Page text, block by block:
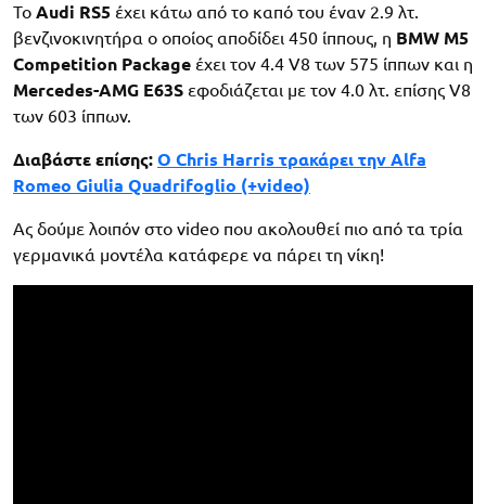
Το Audi RS5 έχει κάτω από το καπό του έναν 2.9 λτ.
βενζινοκινητήρα ο οποίος αποδίδει 450 ίππους, η BMW M5
Competition Package έχει τον 4.4 V8 των 575 ίππων και η
Mercedes-AMG E63S εφοδιάζεται με τον 4.0 λτ. επίσης V8
των 603 ίππων.
Διαβάστε επίσης: O Chris Harris τρακάρει την Alfa
Romeo Giulia Quadrifoglio (+video)
Ας δούμε λοιπόν στο video που ακολουθεί πιο από τα τρία
γερμανικά μοντέλα κατάφερε να πάρει τη νίκη!